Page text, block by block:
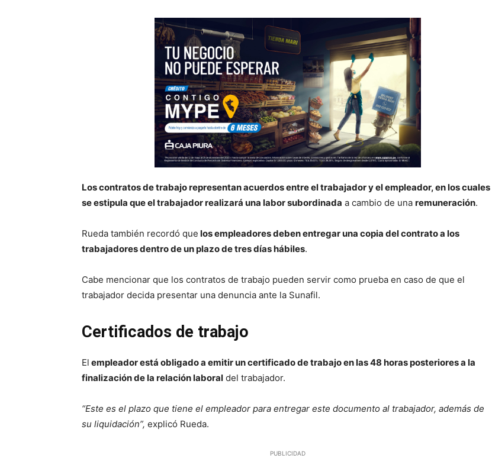
Los contratos de trabajo representan acuerdos entre el trabajador y el empleador, en los cuales
se estipula que el trabajador realizará una labor subordinada a cambio de una remuneración.
Rueda también recordó que los empleadores deben entregar una copia del contrato a los
trabajadores dentro de un plazo de tres días hábiles.
Cabe mencionar que los contratos de trabajo pueden servir como prueba en caso de que el
trabajador decida presentar una denuncia ante la Sunafil.
Certificados de trabajo
El empleador está obligado a emitir un certificado de trabajo en las 48 horas posteriores a la
finalización de la relación laboral del trabajador.
“Este es el plazo que tiene el empleador para entregar este documento al trabajador, además de
su liquidación”, explicó Rueda.
PUBLICIDAD